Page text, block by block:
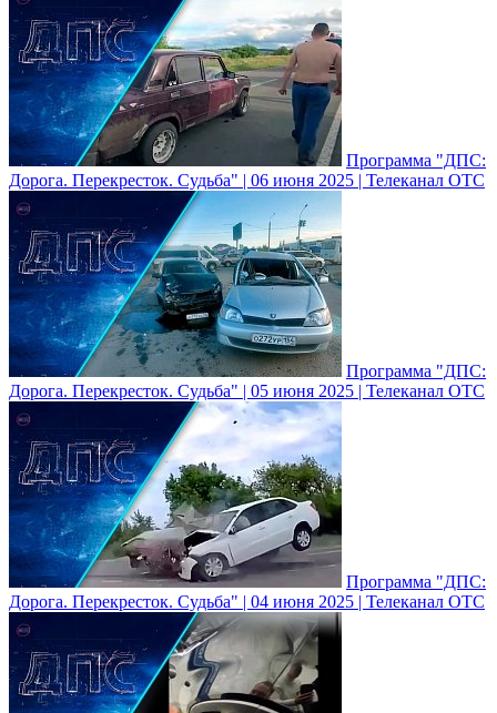
Программа "ДПС:
Дорога. Перекресток. Судьба" | 06 июня 2025 | Телеканал ОТС
Программа "ДПС:
Дорога. Перекресток. Судьба" | 05 июня 2025 | Телеканал ОТС
Программа "ДПС:
Дорога. Перекресток. Судьба" | 04 июня 2025 | Телеканал ОТС